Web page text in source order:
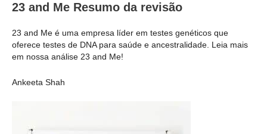
23 and Me Resumo da revisão
23 and Me é uma empresa líder em testes genéticos que
oferece testes de DNA para saúde e ancestralidade. Leia mais
em nossa análise 23 and Me!
Ankeeta Shah